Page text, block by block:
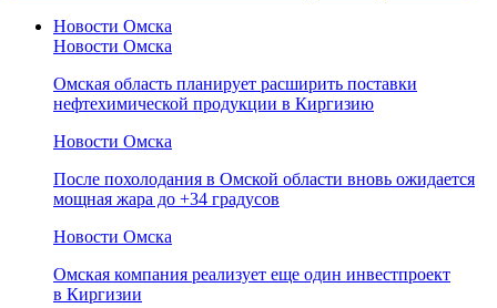
Новости Омска
Новости Омска
Омская область планирует расширить поставки
нефтехимической продукции в Киргизию
Новости Омска
После похолодания в Омской области вновь ожидается
мощная жара до +34 градусов
Новости Омска
Омская компания реализует еще один инвестпроект
в Киргизии